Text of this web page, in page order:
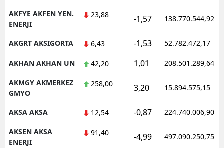
Muş
Nevşehir
Niğde
Ordu
AKFYE AKFEN YEN.
ENERJI
23,88 -1,57 138.770.544,92
AKGRT AKSIGORTA 6,43 -1,53 52.782.472,17
AKHAN AKHAN UN 42,20 1,01 208.501.289,64
AKMGY AKMERKEZ
GMYO
258,00 3,20 15.894.575,15
AKSA AKSA 12,54 -0,87 224.740.006,90
AKSEN AKSA
ENERJI
91,40 -4,99 497.090.250,75